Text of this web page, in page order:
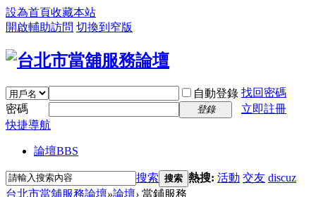
設為首頁收藏本站
開啟輔助訪問 切換到窄版
自動登錄 找回密碼
密碼
登錄
立即註冊
快捷導航
論壇BBS
搜索 搜索 熱搜: 活動 交友 discuz
台北市當舖服務論壇»論壇› 當鋪服務